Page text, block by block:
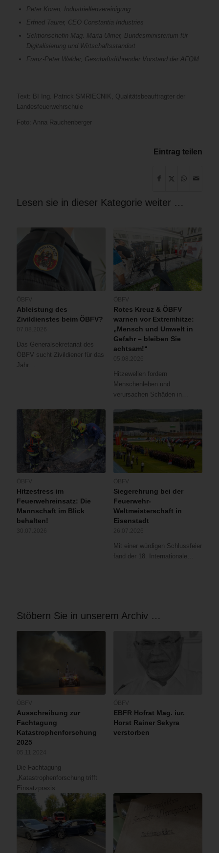
Peter Koren, Industriellenvereinigung
Erfried Taurer, CEO Constantia Industries
Sektionschefin Mag. Maria Ulmer, Bundesministerium für
Digitalisierung und Wirtschaftsstandort
Franz-Peter Walder, Geschäftsführender Vorstand der AFQM
Text: BI Ing. Patrick SMRIECNIK, Qualitätsbeauftragter der
Landesfeuerwehrschule
Foto: Anna Rauchenberger
Eintrag teilen
Lesen sie in dieser Kategorie weiter …
Ableistung des
Zivildienstes beim ÖBFV?
Das Generalsekretariat des
ÖBFV sucht Zivildiener für das
Jahr…
Rotes Kreuz & ÖBFV
warnen vor Extremhitze:
„Mensch und Umwelt in
Gefahr – bleiben Sie
achtsam!“
Hitzewellen fordern
Menschenleben und
verursachen Schäden in…
Hitzestress im
Feuerwehreinsatz: Die
Mannschaft im Blick
behalten!
Siegerehrung bei der
Feuerwehr-
Weltmeisterschaft in
Eisenstadt
Mit einer würdigen Schlussfeier
fand der 18. Internationale…
Stöbern Sie in unserem Archiv …
Ausschreibung zur
Fachtagung
Katastrophenforschung
2025
Die Fachtagung
„Katastrophenforschung trifft
Einsatzpraxis…
EBFR Hofrat Mag. iur.
Horst Rainer Sekyra
verstorben